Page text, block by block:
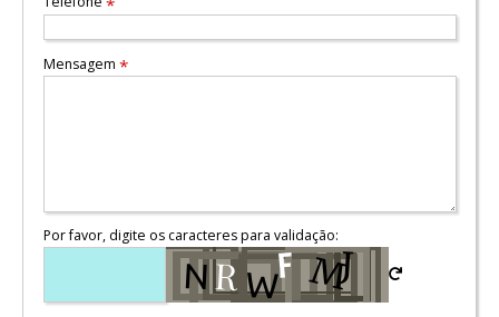
Mensagem *
Por favor, digite os caracteres para validação: